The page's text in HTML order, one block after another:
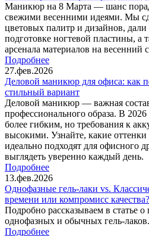
Маникюр на 8 Марта — шанс
свежими весенними идеями. Мы
цветовых палитр и дизайнов,
подготовке ногтевой пластины, а
арсенала материалов на весенний
Подробнее
27.фев.2026
Деловой маникюр для офиса: как
стильный вариант
Деловой маникюр — важная
профессионального образа. В
более гибким, но требования к
высокими. Узнайте, какие
идеально подходят для офисного
выглядеть уверенно каждый день.
Подробнее
13.фев.2026
Однофазные гель-лаки vs.
времени или компромисс качества?
Подробно рассказываем в статье
однофазных и обычных гель-лаков.
Подробнее